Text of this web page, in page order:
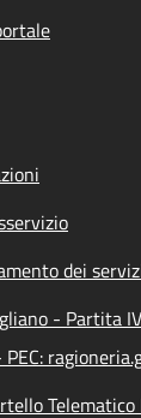
dei
- Partita